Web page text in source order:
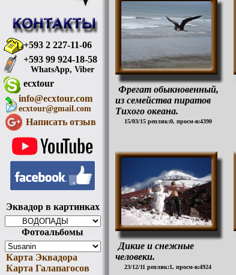
+593 2 227-11-06
+593 99 924-18-58
WhatsApp, Viber
ecxtour
info@ecxtour.com
ecxtour@gmail.com
Написать отзыв
Эквадор в картинках
Фотоальбомы
Карта Эквадора
Карта Галапагосов
Фрегат обыкновенный,
из семейства пиратов
Тихого океана.
15/03/15 реплик:0, просм-в:4390
Дикие и снежные
человеки.
23/12/11 реплик:1, просм-в:4924